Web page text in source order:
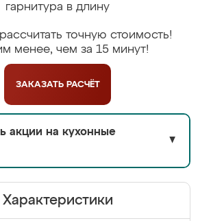
гарнитура в длину
точную стоимость!
менее, чем за 15 минут!
ЗАКАЗАТЬ РАСЧЁТ
акции на кухонные
▼
Характеристики